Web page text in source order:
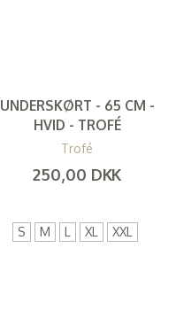
UNDERSKØRT - 65 CM -
HVID - TROFÉ
Trofé
250,00 DKK
S M L XL XXL